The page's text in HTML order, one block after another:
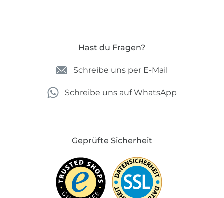
Hast du Fragen?
Schreibe uns per E-Mail
Schreibe uns auf WhatsApp
Geprüfte Sicherheit